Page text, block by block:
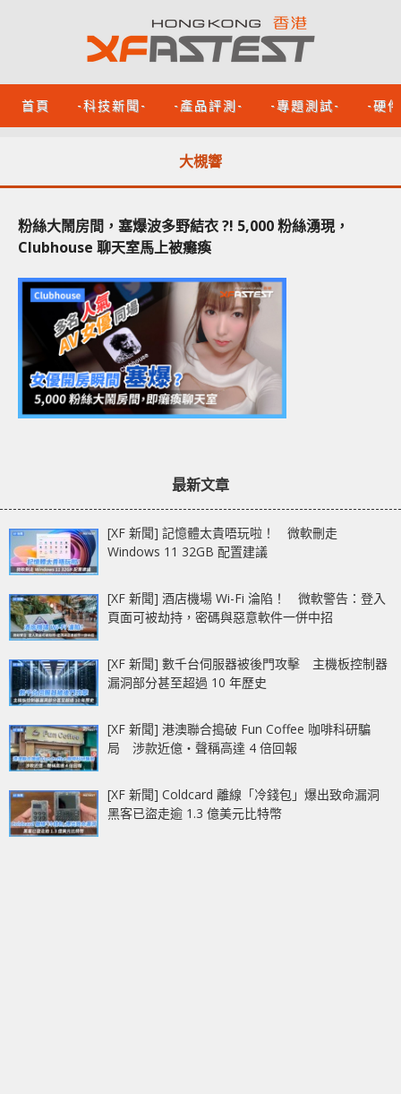
首頁 -科技新聞- -產品評測- -專題測試- -硬
大槻響
粉絲大鬧房間，塞爆波多野結衣 ?! 5,000 粉絲湧現，
Clubhouse 聊天室馬上被癱瘓
最新文章
[XF 新聞] 記憶體太貴唔玩啦！ 微軟刪走
Windows 11 32GB 配置建議
[XF 新聞] 酒店機場 Wi-Fi 淪陷！ 微軟警告：登入
頁面可被劫持，密碼與惡意軟件一併中招
[XF 新聞] 數千台伺服器被後門攻擊 主機板控制器
漏洞部分甚至超過 10 年歷史
[XF 新聞] 港澳聯合搗破 Fun Coffee 咖啡科研騙
局 涉款近億‧聲稱高達 4 倍回報
[XF 新聞] Coldcard 離線「冷錢包」爆出致命漏洞
黑客已盜走逾 1.3 億美元比特幣